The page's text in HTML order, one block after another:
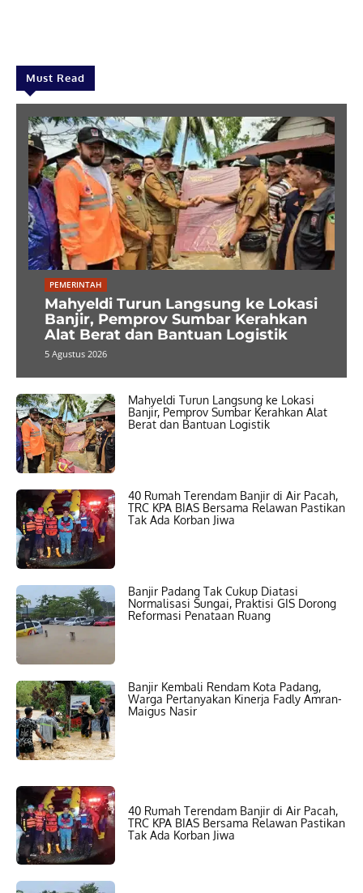
Must Read
PEMERINTAH
Mahyeldi Turun Langsung ke Lokasi
Banjir, Pemprov Sumbar Kerahkan
Alat Berat dan Bantuan Logistik
5 Agustus 2026
Mahyeldi Turun Langsung ke Lokasi
Banjir, Pemprov Sumbar Kerahkan Alat
Berat dan Bantuan Logistik
40 Rumah Terendam Banjir di Air Pacah,
TRC KPA BIAS Bersama Relawan Pastikan
Tak Ada Korban Jiwa
Banjir Padang Tak Cukup Diatasi
Normalisasi Sungai, Praktisi GIS Dorong
Reformasi Penataan Ruang
Banjir Kembali Rendam Kota Padang,
Warga Pertanyakan Kinerja Fadly Amran-
Maigus Nasir
40 Rumah Terendam Banjir di Air Pacah,
TRC KPA BIAS Bersama Relawan Pastikan
Tak Ada Korban Jiwa